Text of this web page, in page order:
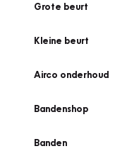
Grote beurt
Kleine beurt
Airco onderhoud
Bandenshop
Banden